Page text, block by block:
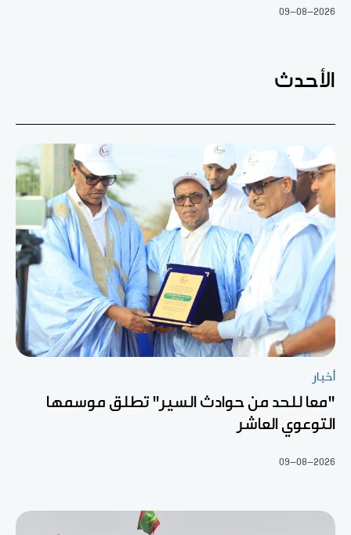
09-08-2026
الأحدث
أخبار
"معا للحد من حوادث السير" تطلق موسمها
التوعوي العاشر
09-08-2026